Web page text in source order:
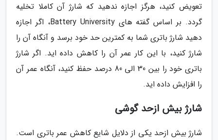
تعویض کنید، هرگز اجازه ندهید که شارژ آن کاملا تخلیه
گردد. بر اساس گفته های Battery University، اگر اجازه
دهید شارژ باتری شما به کمترین حد خود برسد و آنگاه آن را
شارژ کنید، با این کار عمر آن را کاهش داده اید. اگر شارژ
باتری خود را بین 30 الی 80 درصد حفظ کنید، آنگاه عمر آن
را افزایش داده اید.
شارژ بیش ازحد گوشی
شارژ بیش ازحد یکی از دلایل شایع کاهش عمر باتری است.